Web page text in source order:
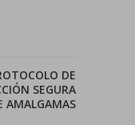
DE
SEGURA
AMALGAMAS